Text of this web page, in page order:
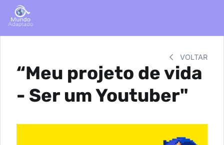
VOLTAR
“Meu projeto de vida
- Ser um Youtuber"